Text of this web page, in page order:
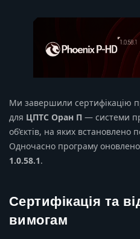
Ми завершили сертифікацію
для ЦПТС Оран П — системи
об’єктів, на яких встановлено
Одночасно програму оновлено
1.0.58.1.
Сертифікація та
вимогам